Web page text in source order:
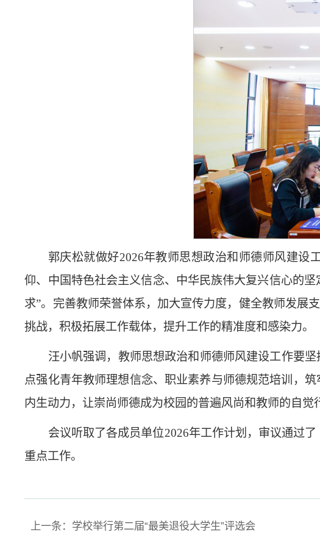
郭庆松就做好2026年教师思想政治和师德师风建设
仰、中国特色社会主义信念、中华民族伟大复兴信心的
求”。完善教师荣誉体系，加大宣传力度，健全教师发展
挑战，积极拓展工作载体，提升工作的精准度和感染力。
汪小帆强调，教师思想政治和师德师风建设工作要
点强化青年教师理想信念、职业素养与师德规范培训，
内生动力，让崇尚师德成为校园的普遍风尚和教师的自觉
会议听取了各成员单位2026年工作计划，审议通过
重点工作。
上一条：学校举行第二届“最美退役大学生”评选会